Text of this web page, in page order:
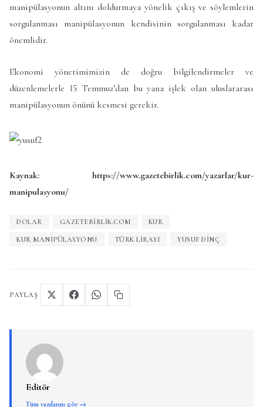
manipülasyonun altını doldurmaya yönelik çıkış ve söylemlerin
sorgulanması manipülasyonun kendisinin sorgulanması kadar
önemlidir.
Ekonomi yönetimimizin de doğru bilgilendirmeler ve
düzenlemelerle 15 Temmuz’dan bu yana işlek olan uluslararası
manipülasyonun önünü kesmesi gerekir.
Kaynak: https://www.gazetebirlik.com/yazarlar/kur-
manipulasyonu/
DOLAR GAZETEBIRLIK.COM KUR
KUR MANIPÜLASYONU TÜRK LIRASI YUSUF DINÇ
PAYLAŞ
Editör
Tüm yazılarını gör →